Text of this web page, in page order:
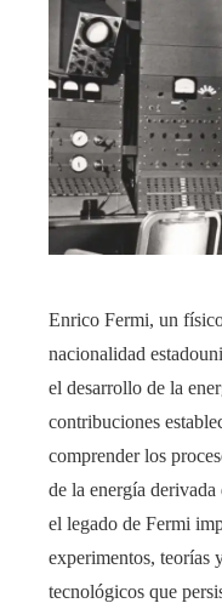
Enrico Fermi, un
nacionalidad
el desarrollo de la
contribuciones
comprender los
de la energía
el legado de Fermi
experimentos, teorías
tecnológicos que